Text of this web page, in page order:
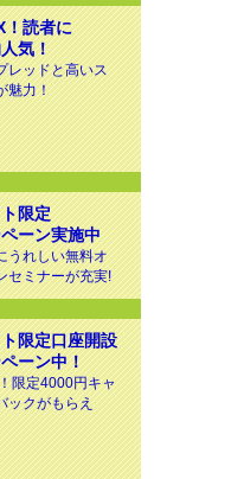
！読者に
気！
レッドと高いス
魅力！
限定
ーン実施中
うれしい無料オ
セミナーが充実!
限定口座開設
ーン中！
限定4000円キャ
ックがもらえ